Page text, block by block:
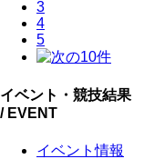
3
4
5
イベント・競技結果
/ EVENT
イベント情報